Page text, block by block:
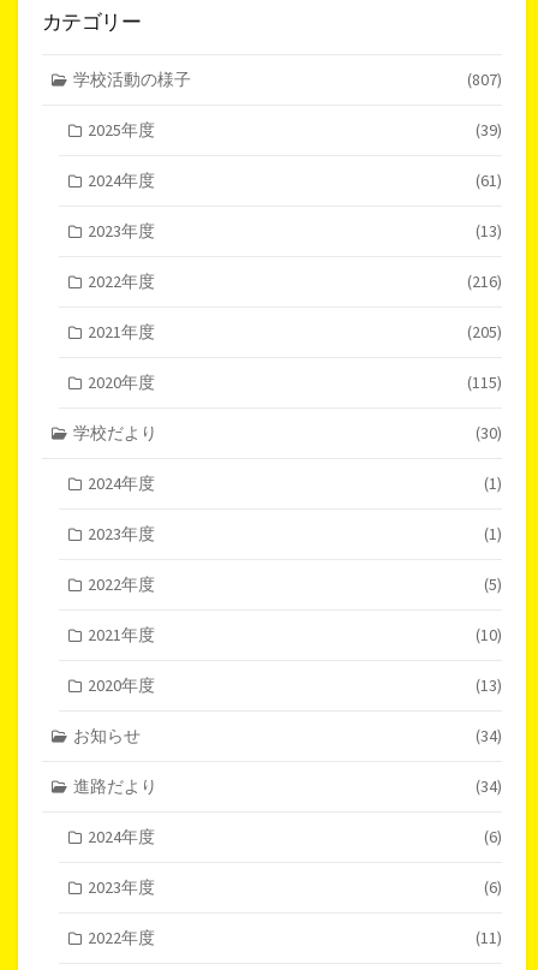
カテゴリー
学校活動の様子 (807)
2025年度 (39)
2024年度 (61)
2023年度 (13)
2022年度 (216)
2021年度 (205)
2020年度 (115)
学校だより (30)
2024年度 (1)
2023年度 (1)
2022年度 (5)
2021年度 (10)
2020年度 (13)
お知らせ (34)
進路だより (34)
2024年度 (6)
2023年度 (6)
2022年度 (11)